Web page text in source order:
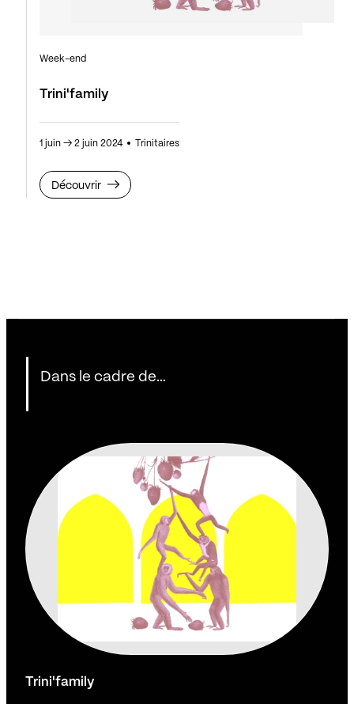
Trini'family
Week-end
1 juin →2 juin 2024 Trinitaires
Découvrir
Dans le cadre de…
Trini'family